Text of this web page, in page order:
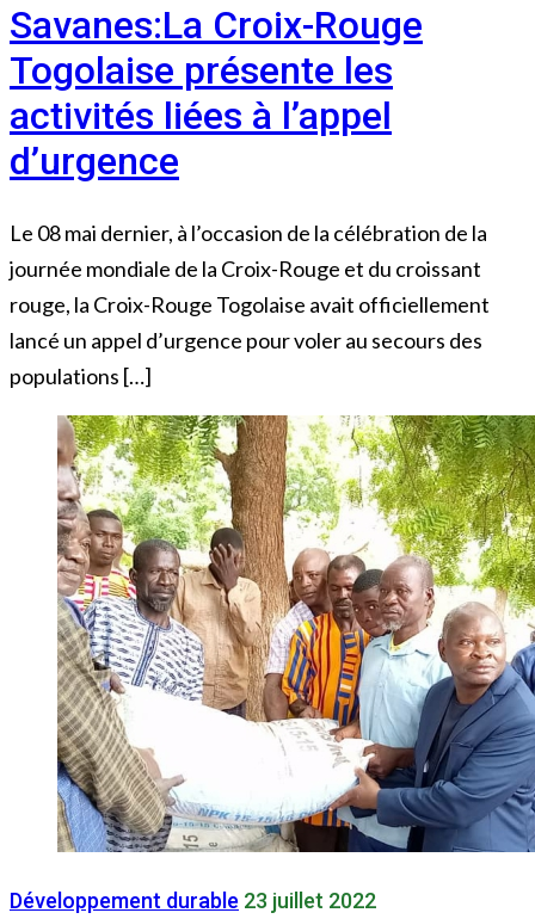
Savanes:La Croix-Rouge
Togolaise présente les
activités liées à l’appel
d’urgence
Le 08 mai dernier, à l’occasion de la célébration de la
journée mondiale de la Croix-Rouge et du croissant
rouge, la Croix-Rouge Togolaise avait officiellement
lancé un appel d’urgence pour voler au secours des
populations […]
Développement durable 23 juillet 2022